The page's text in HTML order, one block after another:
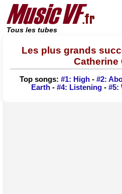
Tous les tubes
Les plus grands
Catherine
Top songs: #1: High- #2:
Earth- #4: Listening- #5: